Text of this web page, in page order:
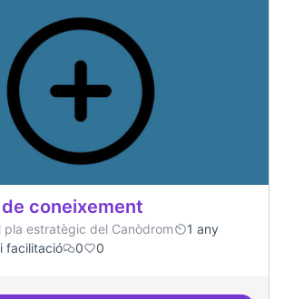
coneixement
pla estratègic del Canòdrom
1 any
facilitació
0 0